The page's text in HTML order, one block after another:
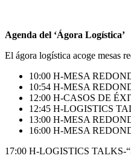
Agenda del ‘Ágora Logística’
El ágora logística acoge mesas
10:00 H-MESA
10:54 H-MESA
12:00 H-CASOS DE
12:45 H-LOGISTICS
13:00 H-MESA
16:00 H-MESA
17:00 H-LOGISTICS TALKS-